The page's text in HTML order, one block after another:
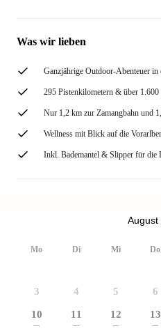
Was wir lieben
Ganzjährige Outdoor-Abenteuer
295 Pistenkilometern & über 1.600
Nur 1,2 km zur Zamangbahn und
Wellness mit Blick auf die
Inkl. Bademantel & Slipper für die
August
Mo Di Mi Do
3 4 5 6
10
---
11
---
12
---
13
---